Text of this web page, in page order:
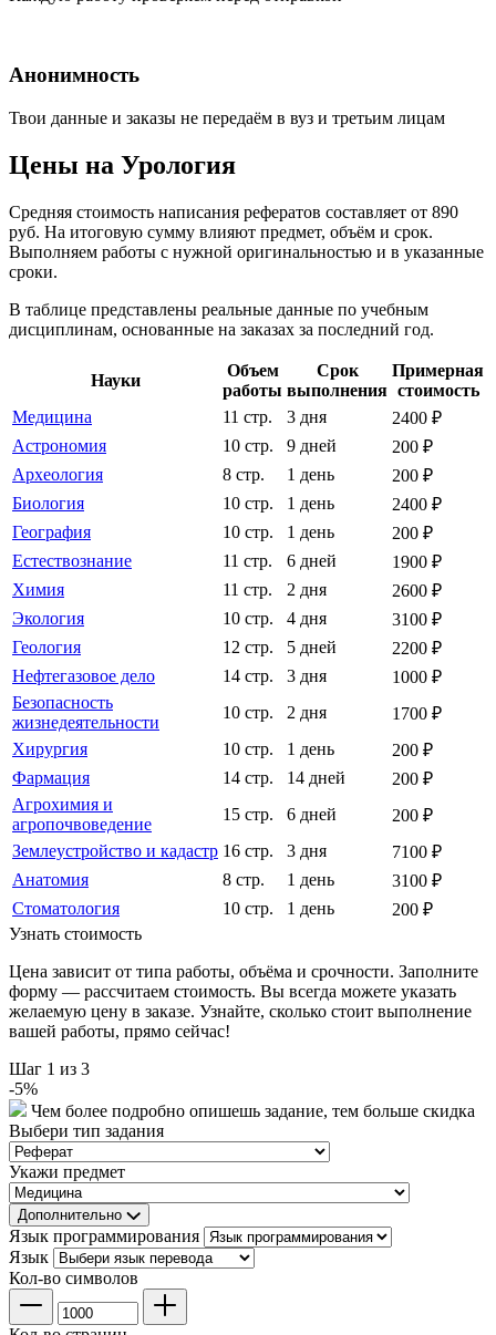
Анонимность
Твои данные и заказы не передаём в вуз и третьим лицам
Цены на Урология
Средняя стоимость написания рефератов составляет от 890
руб. На итоговую сумму влияют предмет, объём и срок.
Выполняем работы с нужной оригинальностью и в указанные
сроки.
В таблице представлены реальные данные по учебным
дисциплинам, основанные на заказах за последний год.
Науки
Объем
работы
Срок
выполнения
Примерная
стоимость
Медицина
11 стр. 3 дня
2400 ₽
Астрономия
10 стр. 9 дней
200 ₽
Археология
8 стр. 1 день
200 ₽
Биология
10 стр. 1 день
2400 ₽
География
10 стр. 1 день
200 ₽
Естествознание
11 стр. 6 дней
1900 ₽
Химия
11 стр. 2 дня
2600 ₽
Экология
10 стр. 4 дня
3100 ₽
Геология
12 стр. 5 дней
2200 ₽
Нефтегазовое дело
14 стр. 3 дня
1000 ₽
Безопасность
жизнедеятельности
10 стр. 2 дня
1700 ₽
Хирургия
10 стр. 1 день
200 ₽
Фармация
14 стр. 14 дней
200 ₽
Агрохимия и
агропочвоведение
15 стр. 6 дней
200 ₽
Землеустройство и кадастр 16 стр. 3 дня
7100 ₽
Анатомия
8 стр. 1 день
3100 ₽
Стоматология
10 стр. 1 день
200 ₽
Узнать стоимость
Цена зависит от типа работы, объёма и срочности. Заполните
форму — рассчитаем стоимость. Вы всегда можете указать
желаемую цену в заказе. Узнайте, сколько стоит выполнение
вашей работы, прямо сейчас!
Шаг 1 из 3
-5%
Чем более подробно опишешь задание, тем больше скидка
Выбери тип задания
Укажи предмет
Дополнительно
Язык программирования
Язык
Кол-во символов